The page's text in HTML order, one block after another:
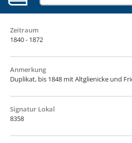
Zeitraum
1840 - 1872
Anmerkung
Duplikat, bis 1848 mit Altglienicke und
Signatur Lokal
8358